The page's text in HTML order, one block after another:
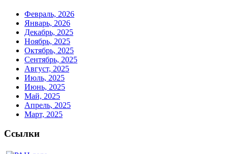
Февраль, 2026
Январь, 2026
Декабрь, 2025
Ноябрь, 2025
Октябрь, 2025
Сентябрь, 2025
Август, 2025
Июль, 2025
Июнь, 2025
Май, 2025
Апрель, 2025
Март, 2025
Ссылки